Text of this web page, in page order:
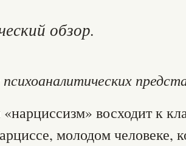
обзор.
восходит к
молодом человеке,